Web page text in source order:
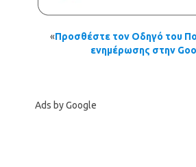
«Προσθέστε τον Οδηγό του
ενημέρωσης στην
Ads by Google